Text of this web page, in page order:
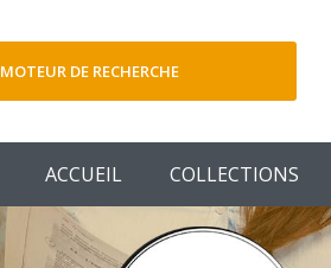
MOTEUR DE RECHERCHE
ACCUEIL COLLECTIONS